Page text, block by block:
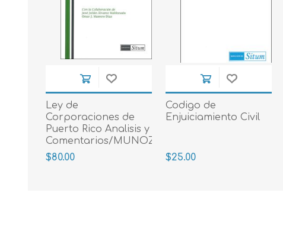
Ley de
Corporaciones de
Puerto Rico Analisis y
Comentarios/MUNOZ
RIVERA MANUELITA
$80.00
Codigo de
Enjuiciamiento Civil
$25.00